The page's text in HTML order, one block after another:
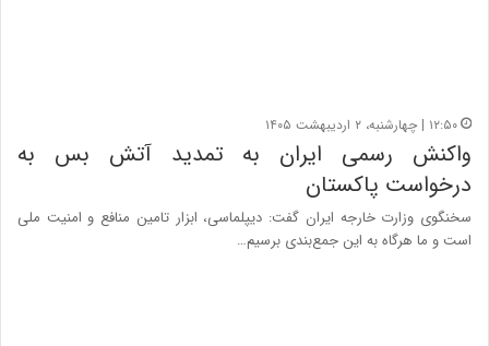
۱۲:۵۰ | چهارشنبه، ۲ اردیبهشت ۱۴۰۵
واکنش رسمی ایران به تمدید آتش بس به
درخواست پاکستان
سخنگوی وزارت خارجه ایران گفت: دیپلماسی، ابزار تامین منافع و امنیت ملی
است و ما هرگاه به این جمع‌بندی برسیم…